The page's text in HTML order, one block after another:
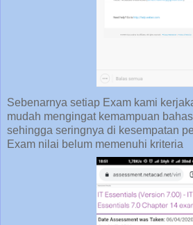
Sebenarnya setiap Exam kami
mudah mengingat kemampuan
sehingga seringnya di kesempatan
Exam nilai belum memenuhi kriteria